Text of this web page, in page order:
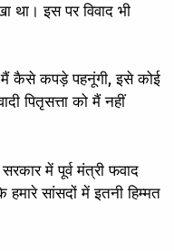
था। इस पर विवाद भी
मैं कैसे कपड़े पहनूंगी, इसे कोई
पितृसत्ता को मैं नहीं
में पूर्व मंत्री फवाद
सांसदों में इतनी हिम्मत